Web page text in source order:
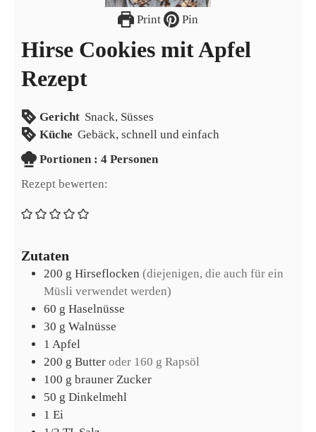
Print Pin
Hirse Cookies mit Apfel
Rezept
Gericht Snack, Süsses
Küche Gebäck, schnell und einfach
Portionen
Portionen :4 Personen
Rezept bewerten:
Zutaten
200 g Hirseflocken (diejenigen, die auch für ein
Müsli verwendet werden)
60 g Haselnüsse
30 g Walnüsse
1 Apfel
200 g Butter oder 160 g Rapsöl
100 g brauner Zucker
50 g Dinkelmehl
1 Ei